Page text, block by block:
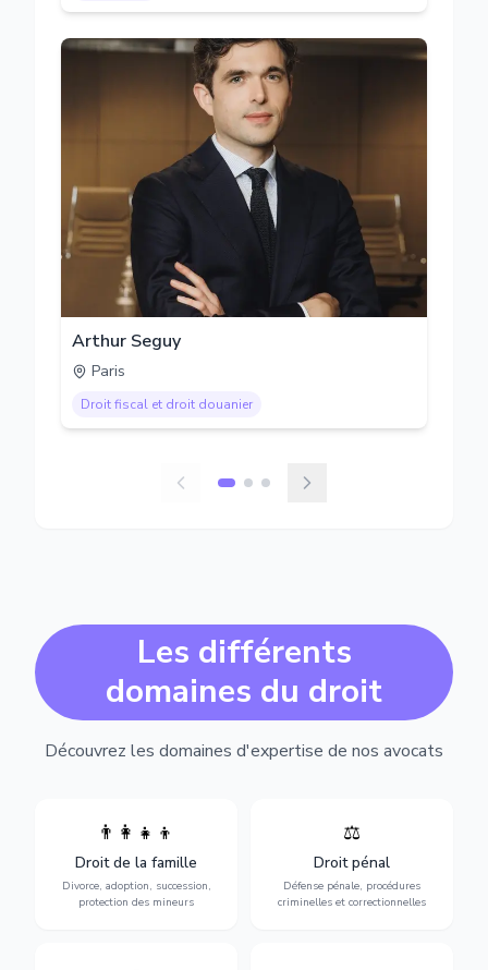
Arthur Seguy
Paris
Droit fiscal et droit douanier
Les différents
domaines du droit
Découvrez les domaines d'expertise de nos avocats
👨‍👩‍👧‍👦
Droit de la famille
Divorce, adoption, succession,
protection des mineurs
Divorce, garde d'enfants,
adoption, succession et
protection des personnes
vulnérables.
⚖️
Droit pénal
Défense pénale, procédures
criminelles et correctionnelles
Expertise en matière pénale,
vue jusqu'au procès, pour
toute affaire correctionnelle
ou criminelle.